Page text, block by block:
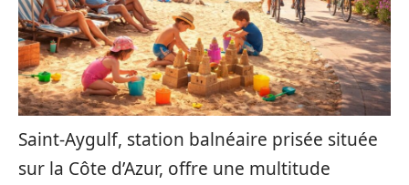
Saint-Aygulf, station balnéaire prisée située
sur la Côte d’Azur, offre une multitude